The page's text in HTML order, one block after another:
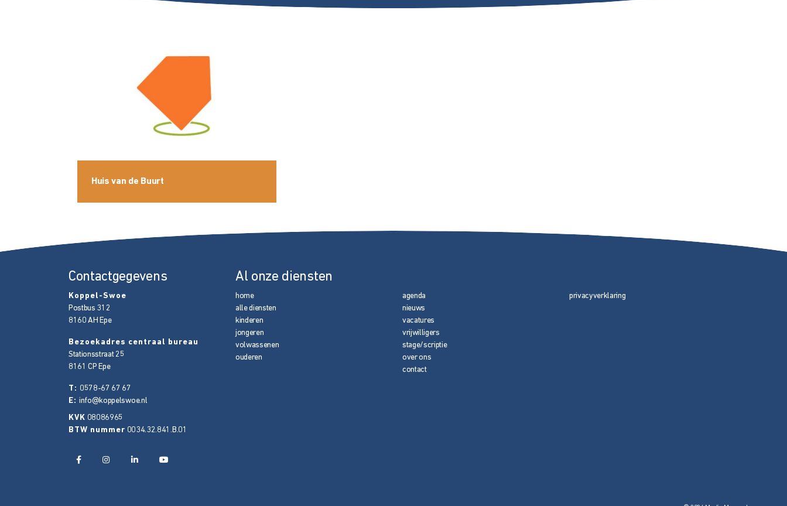
Huis van de Buurt
Contactgegevens
Koppel-Swoe
Postbus 312
8160 AH Epe
Bezoekadres centraal bureau
Stationsstraat 25
8161 CP Epe
T: 0578-67 67 67
E: info@koppelswoe.nl
KVK 08086965
BTW nummer 0034.32.841.B.01
Al onze diensten
home
alle diensten
kinderen
jongeren
volwassenen
ouderen
agenda
nieuws
vacatures
vrijwilligers
stage/scriptie
over ons
contact
privacyverklaring